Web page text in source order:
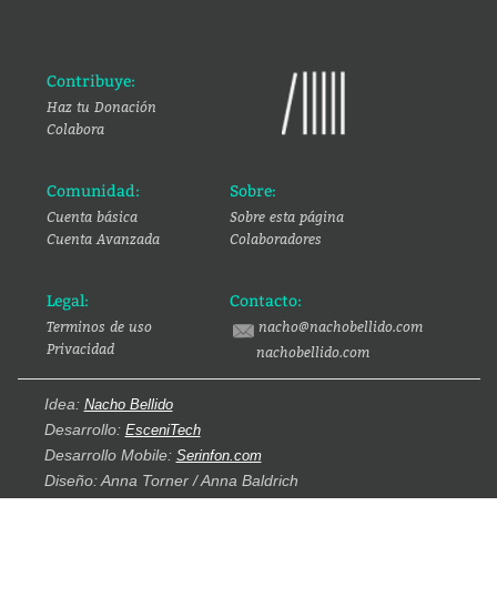
Contribuye:
Haz tu Donación
Colabora
Comunidad:
Cuenta básica
Cuenta Avanzada
Sobre:
Sobre esta página
Colaboradores
Legal:
Terminos de uso
Privacidad
Contacto:
nacho@nachobellido.com
nachobellido.com
Idea: Nacho Bellido
Desarrollo: EsceniTech
Desarrollo Mobile: Serinfon.com
Diseño: Anna Torner / Anna Baldrich